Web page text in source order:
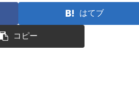
はてブ
コピー